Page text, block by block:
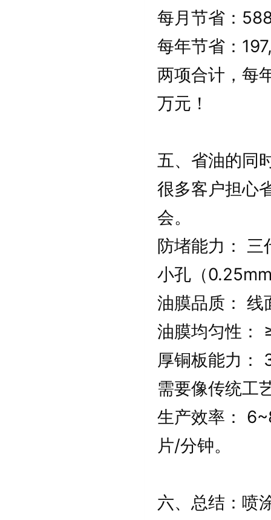
每月节省：
每年节省：
两项合计，每
万元！
五、省油的同
很多客户担心
会。
防堵能力：
小孔（
油膜品质：
油膜均匀性：
厚铜板能力：
需要像传统工
生产效率：
片/分钟。
六、总结：喷